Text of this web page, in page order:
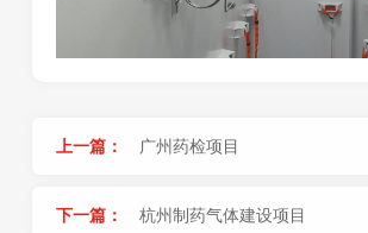
上一篇： 广州药检项目
下一篇： 杭州制药气体建设项目